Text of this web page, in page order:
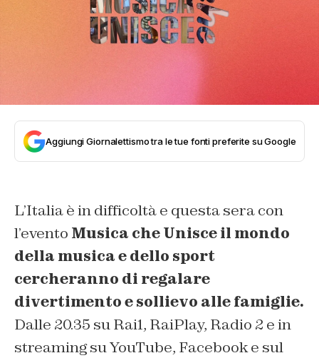
Aggiungi Giornalettismo tra le tue fonti preferite su Google
L’Italia è in difficoltà e questa sera con
l’evento Musica che Unisce il mondo
della musica e dello sport
cercheranno di regalare
divertimento e sollievo alle famiglie.
Dalle 20.35 su Rai1, RaiPlay, Radio 2 e in
streaming su YouTube, Facebook e sul